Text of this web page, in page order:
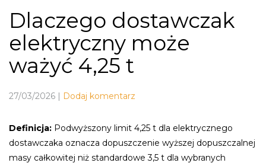
Dlaczego dostawczak
elektryczny może
ważyć 4,25 t
27/03/2026 | Dodaj komentarz
Definicja: Podwyższony limit 4,25 t dla elektrycznego
dostawczaka oznacza dopuszczenie wyższej dopuszczalnej
masy całkowitej niż standardowe 3,5 t dla wybranych